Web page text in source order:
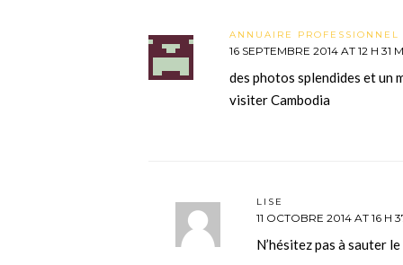
ANNUAIRE PROFESSIONNEL
16 SEPTEMBRE 2014 AT 12 H 31
des photos splendides et un
visiter Cambodia
LISE
11 OCTOBRE 2014 AT 16 H
N’hésitez pas à sauter